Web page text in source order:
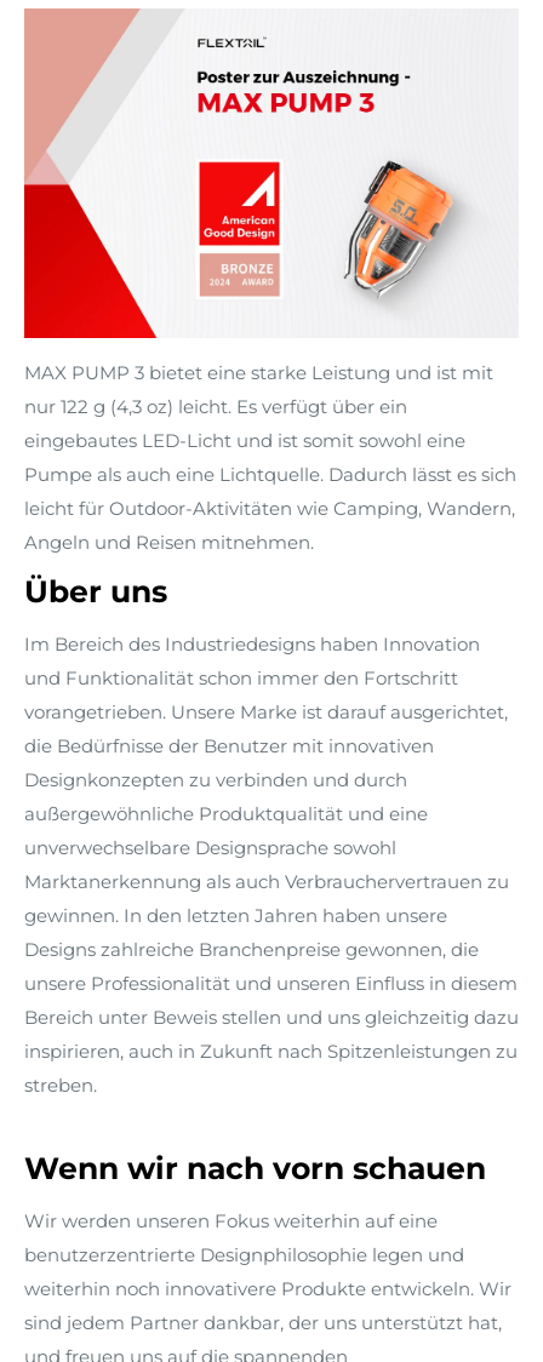
MAX PUMP 3 bietet eine starke Leistung und ist mit
nur 122 g (4,3 oz) leicht. Es verfügt über ein
eingebautes LED-Licht und ist somit sowohl eine
Pumpe als auch eine Lichtquelle. Dadurch lässt es sich
leicht für Outdoor-Aktivitäten wie Camping, Wandern,
Angeln und Reisen mitnehmen.
Über uns
Im Bereich des Industriedesigns haben Innovation
und Funktionalität schon immer den Fortschritt
vorangetrieben. Unsere Marke ist darauf ausgerichtet,
die Bedürfnisse der Benutzer mit innovativen
Designkonzepten zu verbinden und durch
außergewöhnliche Produktqualität und eine
unverwechselbare Designsprache sowohl
Marktanerkennung als auch Verbrauchervertrauen zu
gewinnen. In den letzten Jahren haben unsere
Designs zahlreiche Branchenpreise gewonnen, die
unsere Professionalität und unseren Einfluss in diesem
Bereich unter Beweis stellen und uns gleichzeitig dazu
inspirieren, auch in Zukunft nach Spitzenleistungen zu
streben.
Wenn wir nach vorn schauen
Wir werden unseren Fokus weiterhin auf eine
benutzerzentrierte Designphilosophie legen und
weiterhin noch innovativere Produkte entwickeln. Wir
sind jedem Partner dankbar, der uns unterstützt hat,
und freuen uns auf die spannenden